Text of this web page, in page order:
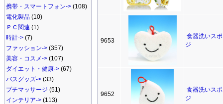
携帯・スマートフォン-> (108)
電化製品 (10)
ＰＣ関連 (1)
時計-> (7)
ファッション-> (357)
美容・コスメ-> (107)
ダイエット・健康-> (67)
バスグッズ-> (33)
プチマッサージ (51)
インテリア-> (113)
9653
食器洗いス
ジ
9652
食器洗いス
ジ